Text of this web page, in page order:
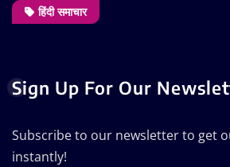
हिंदी समाचार
Sign Up For Our
Subscribe to our newsletter to get
instantly!